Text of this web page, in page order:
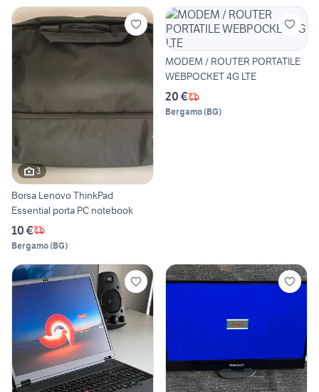
3
Borsa Lenovo ThinkPad
Essential porta PC notebook
10 €
Bergamo(BG)
MODEM / ROUTER PORTATILE
WEBPOCKET 4G LTE
20 €
Bergamo(BG)